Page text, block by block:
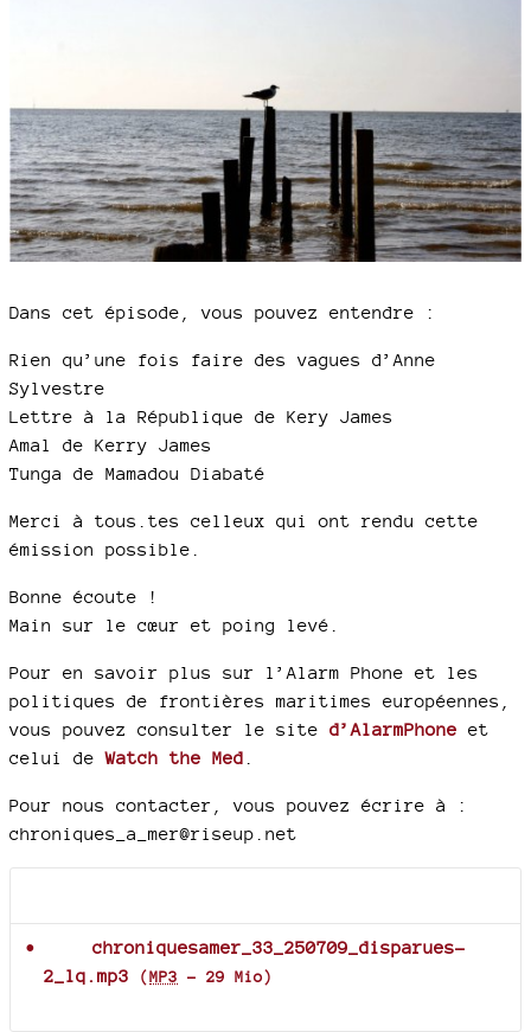
Dans cet épisode, vous pouvez entendre :
Rien qu’une fois faire des vagues d’Anne
Sylvestre
Lettre à la République de Kery James
Amal de Kerry James
Tunga de Mamadou Diabaté
Merci à tous.tes celleux qui ont rendu cette
émission possible.
Bonne écoute !
Main sur le cœur et poing levé.
Pour en savoir plus sur l’Alarm Phone et les
politiques de frontières maritimes européennes,
vous pouvez consulter le site d’AlarmPhone et
celui deWatch the Med .
Pour nous contacter, vous pouvez écrire à :
chroniques_a_mer@riseup.net
chroniquesamer_33_250709_disparues-
2_lq.mp3
(MP3 - 29 Mio)